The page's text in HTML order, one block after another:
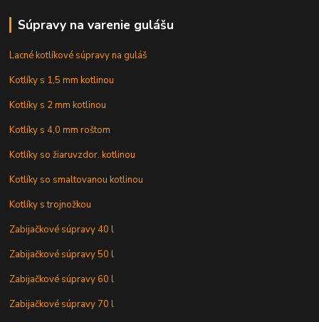
Súpravy na varenie gulášu
Lacné kotlíkové súpravy na guláš
Kotlíky s 1,5 mm kotlinou
Kotlíky s 2 mm kotlinou
Kotlíky s 4,0 mm roštom
Kotlíky so žiaruvzdor. kotlinou
Kotlíky so smaltovanou kotlinou
Kotlíky s trojnožkou
Zabijačkové súpravy 40 l
Zabijačkové súpravy 50 l
Zabijačkové súpravy 60 l
Zabijačkové súpravy 70 l